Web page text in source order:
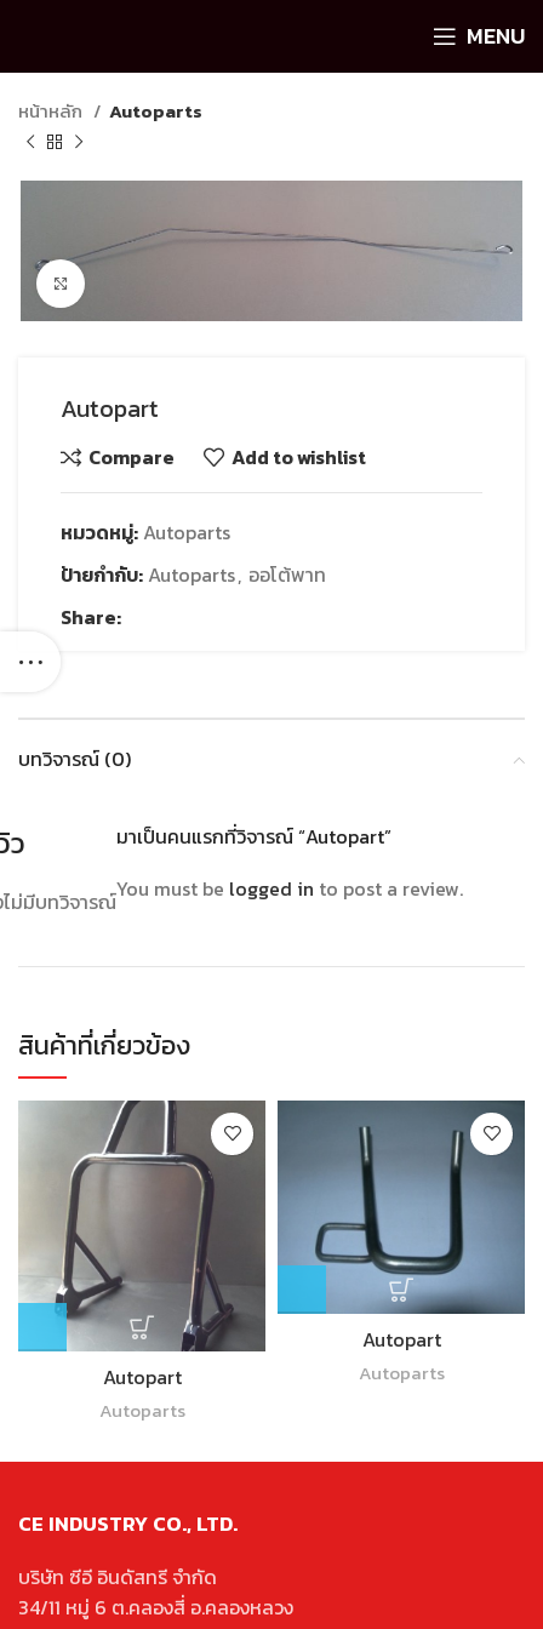
MENU
หน้าหลัก Autoparts
Autopart
Compare Add to wishlist
หมวดหมู่: Autoparts
ป้ายกำกับ: Autoparts, ออโต้พาท
Share:
บทวิจารณ์ (0)
ว
ม่มีบทวิจารณ์
มาเป็นคนแรกที่วิจารณ์ “Autopart”
You must be logged in to post a review.
สินค้าที่เกี่ยวข้อง
Autopart
Autoparts
Autopart
Autoparts
CE INDUSTRY CO., LTD.
บริษัท ซีอี อินดัสทรี จำกัด
34/11 หมู่ 6 ต.คลองสี่ อ.คลองหลวง